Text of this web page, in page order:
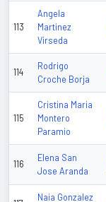
113
Angela
Martinez
Virseda
114
Rodrigo
Croche Borja
115
Cristina Maria
Montero
Paramio
116
Elena San
Jose Aranda
Naia Gonzalez